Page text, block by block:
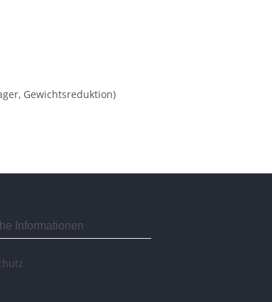
Gewichtsreduktion)
Informationen